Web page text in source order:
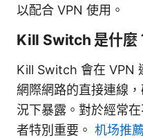
以配合 VPN 使用。
Kill Switch 是什麼
Kill Switch 會在 VPN
網際網路的直接連線
況下暴露。對於經常
者特別重要。 机场推